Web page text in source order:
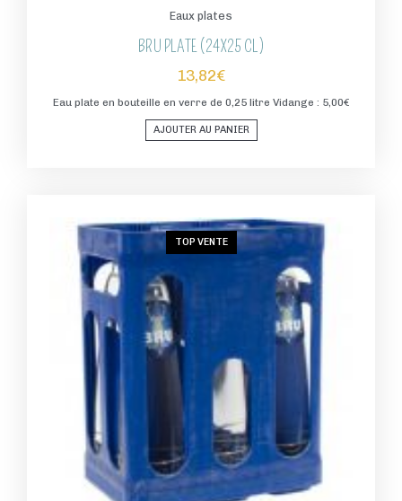
Eaux plates
BRU PLATE (24X25 CL)
13,82€
Eau plate en bouteille en verre de 0,25 litre Vidange : 5,00€
AJOUTER AU PANIER
TOP VENTE